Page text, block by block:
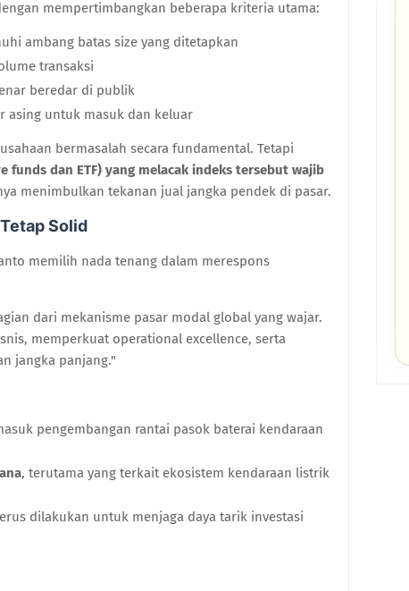
mempertimbangkan beberapa kriteria utama:
ambang batas size yang ditetapkan
transaksi
beredar di publik
asing untuk masuk dan keluar
bermasalah secara fundamental. Tetapi
funds dan ETF) yang melacak indeks tersebut wajib
menimbulkan tekanan jual jangka pendek di pasar.
Solid
memilih nada tenang dalam merespons
dari mekanisme pasar modal global yang wajar.
memperkuat operational excellence, serta
jangka panjang."
pengembangan rantai pasok baterai kendaraan
, terutama yang terkait ekosistem kendaraan listrik
dilakukan untuk menjaga daya tarik investasi